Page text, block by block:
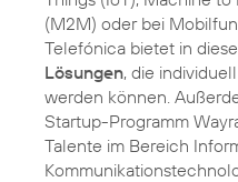
(M2M) oder bei
Telefónica bietet in
Lösungen, die
werden können.
Startup-Programm
Talente im Bereich